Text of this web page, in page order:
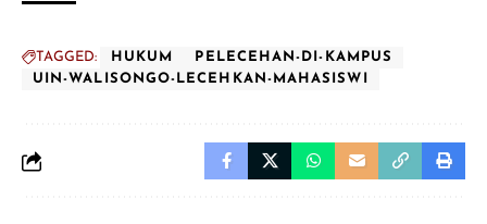
TAGGED: HUKUM
PELECEHAN-DI-KAMPUS
UIN-WALISONGO-LECEHKAN-MAHASISWI